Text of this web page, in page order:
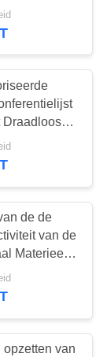
4
voor
Draadloos
Ce
de de
van de
Materieel
Ce
pss-04
opzetten van